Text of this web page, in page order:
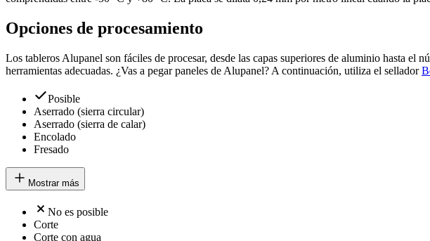
Opciones de procesamiento
Los tableros Alupanel son fáciles de procesar, desde las capas superiores de aluminio hasta
herramientas adecuadas. ¿Vas a pegar paneles de Alupanel? A continuación, utiliza el sellador
Posible
Aserrado (sierra circular)
Aserrado (sierra de calar)
Encolado
Fresado
Mostrar más
No es posible
Corte
Corte con agua